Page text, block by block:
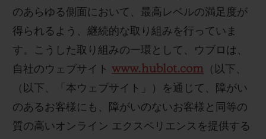
のあらゆる側面において、最高レベルの満足度が
得られるよう、継続的な取り組みを行っていま
す。こうした取り組みの一環として、ウブロは、
自社のウェブサイト www.hublot.com （以下、
（以下、「本ウェブサイト」）を通じて、障がい
のあるお客様にも、障がいのないお客様と同等の
質の高いオンライン エクスペリエンスを提供する
ビッグ・バン
ミック
ビッグ・バン
スピリット オブ ビ
バン
エッセンシャル
オンライン限